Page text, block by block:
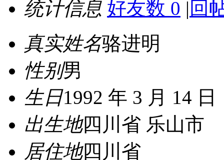
统计信息 好友数 0 | 回
真实姓名骆进明
性别男
生日1992 年 3 月 14 日
出生地四川省 乐山市
居住地四川省